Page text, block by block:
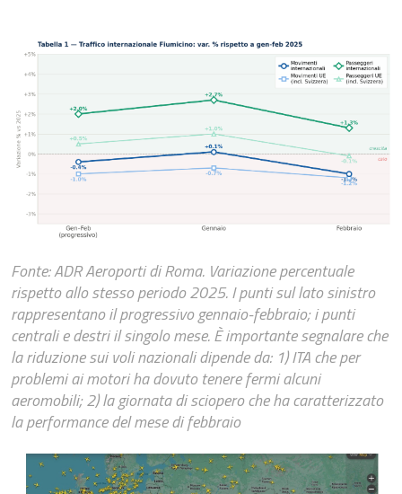
Fonte: ADR Aeroporti di Roma. Variazione percentuale
rispetto allo stesso periodo 2025. I punti sul lato sinistro
rappresentano il progressivo gennaio-febbraio; i punti
centrali e destri il singolo mese.È importante segnalare che
la riduzione sui voli nazionali dipende da: 1) ITA che per
problemi ai motori ha dovuto tenere fermi alcuni
aeromobili; 2) la giornata di sciopero che ha caratterizzato
la performance del mese di febbraio